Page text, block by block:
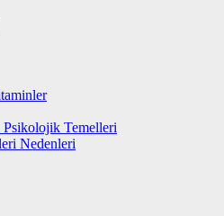
Psikolojik Temelleri
Nedenleri